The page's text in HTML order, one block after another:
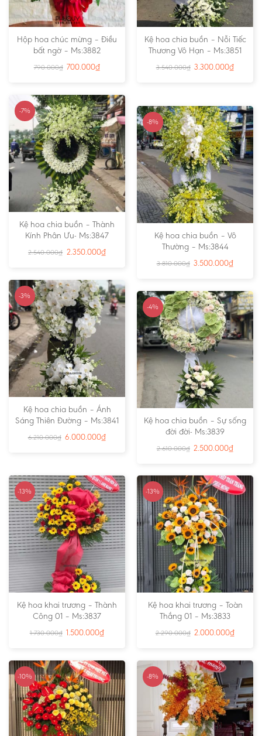
Hộp hoa chúc mừng – Điều
bất ngờ – Ms:3882
790.000₫ 700.000₫
Kệ hoa chia buồn – Nỗi Tiếc
Thương Vô Hạn – Ms:3851
3.540.000₫ 3.300.000₫
-7%
Kệ hoa chia buồn – Thành
Kính Phân Ưu- Ms:3847
2.540.000₫ 2.350.000₫
-8%
Kệ hoa chia buồn – Vô
Thường – Ms:3844
3.810.000₫ 3.500.000₫
-3%
Kệ hoa chia buồn – Ánh
Sáng Thiên Đường – Ms:3841
6.210.000₫ 6.000.000₫
-4%
Kệ hoa chia buồn – Sự sống
đời đời- Ms:3839
2.610.000₫ 2.500.000₫
-13%
Kệ hoa khai trương – Thành
Công 01 – Ms:3837
1.730.000₫ 1.500.000₫
-13%
Kệ hoa khai trương – Toàn
Thắng 01 – Ms:3833
2.290.000₫ 2.000.000₫
-10% -8%